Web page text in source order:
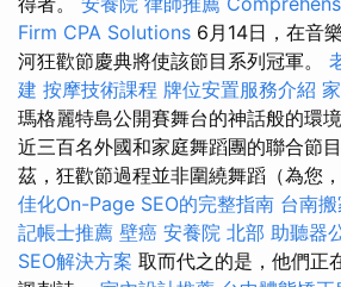
Firm CPA Solutions 6月14日，在音
河狂歡節慶典將使該節目系列冠軍。
建 按摩技術課程 牌位安置服務介紹
瑪格麗特島公開賽舞台的神話般的環
近三百名外國和家庭舞蹈團的聯合節
茲，狂歡節過程並非圍繞舞蹈（為您
佳化On-Page SEO的完整指南 台南搬
記帳士推薦 壁癌 安養院 北部 助聽器
SEO解決方案 取而代之的是，他們正